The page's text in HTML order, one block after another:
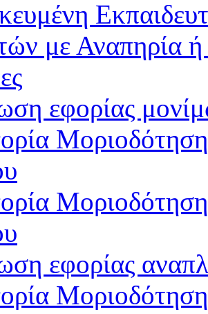
με Αναπηρία ή /
εφορίας
εφορίας